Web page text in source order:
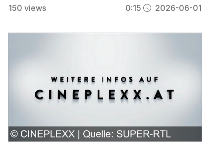
150 views 0:15 2026-06-01